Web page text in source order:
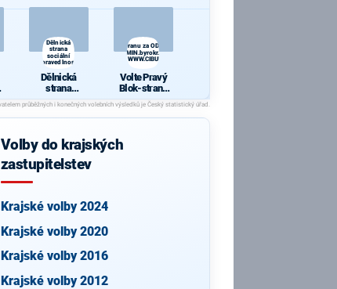
Dělnická
strana
sociální
spravedlnosti
Dělnická
strana
sociální
spravedlnosti
Volte Pravý Blok-stranu za ODVOLAT.polit.,NÍZKÉ
daně,VYROVN.rozp.,MIN.byrokr.,SPRAV.just.,PŘÍMOU
demokr. WWW.CIBULKA.NET
Volte Pravý
Blok-stranu
za
ODVOLAT.poli
t.,NÍZKÉ
N.rozp.,MIN.b
Volby do krajských
zastupitelstev
Krajské volby 2024
Krajské volby 2020
Krajské volby 2016
Krajské volby 2012